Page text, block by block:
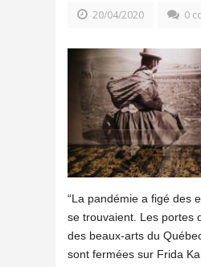
20/04/2020 0
“La pandémie a figé des
se trouvaient. Les portes
des beaux-arts du
sont fermées sur Frida